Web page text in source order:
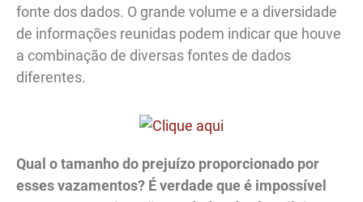
fonte dos dados. O grande volume e a diversidade
de informações reunidas podem indicar que houve
a combinação de diversas fontes de dados
diferentes.
Qual o tamanho do prejuízo proporcionado por
esses vazamentos? É verdade que é impossível